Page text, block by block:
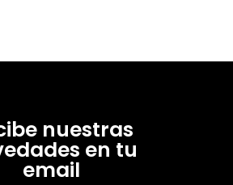
nuestras
en tu
email